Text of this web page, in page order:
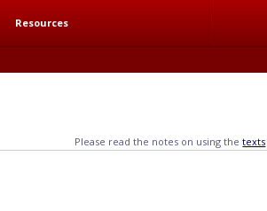
Resources
Please read the notes on using thetexts